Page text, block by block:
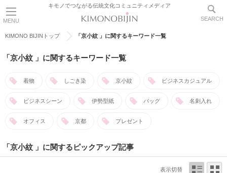
KIMONO BIJINトップ 「京小紋 」に関するキーワード一覧
「京小紋 」に関するキーワード一覧
着物 しごき染 京小紋 ビジネスカジュアル
ビジネスシーン 伊勢型紙 バッグ 名刺入れ
オフィス 京都 プレゼント
「京小紋 」に関するピックアップ記事
表示切替
MENU
キモノでつながる伝統文化コミュニティメディア
SEARCH